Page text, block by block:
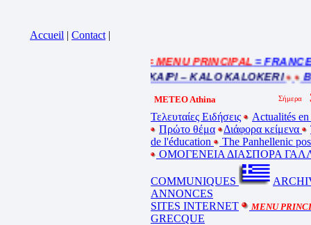
Accueil | Contact |
= MENU PRINCIPAL= FRANCE
BEL ETE – ΚΑΛΟ ΚΑΛΟΚΑΙΡΙ – KALO KALOKERI
METEO Athina
Τελευταίες Ειδήσεις
Actualités
Πρώτο θέμα
Διάφορα κείμενα
de l'éducation
The Panhellenic
ΟΜΟΓΕΝΕΙΑ ΔΙΑΣΠΟΡΑ
COMMUNIQUES
ANNONCES
SITES INTERNET
MENU
GRECQUE